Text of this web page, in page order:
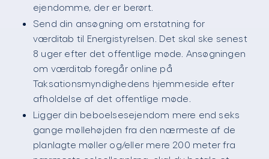
ejendomme, der er berørt.
Send din ansøgning om erstatning for
værditab til Energistyrelsen. Det skal ske senest
8 uger efter det offentlige møde. Ansøgningen
om værditab foregår online på
Taksationsmyndighedens hjemmeside efter
afholdelse af det offentlige møde.
Ligger din beboelsesejendom mere end seks
gange møllehøjden fra den nærmeste af de
planlagte møller og/eller mere 200 meter fra